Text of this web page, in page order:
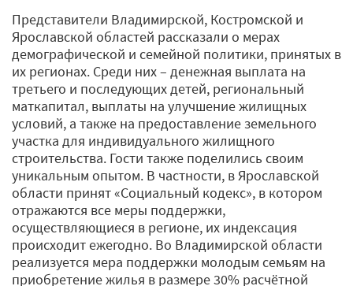
Представители Владимирской, Костромской и
Ярославской областей рассказали о мерах
демографической и семейной политики, принятых в
их регионах. Среди них – денежная выплата на
третьего и последующих детей, региональный
маткапитал, выплаты на улучшение жилищных
условий, а также на предоставление земельного
участка для индивидуального жилищного
строительства. Гости также поделились своим
уникальным опытом. В частности, в Ярославской
области принят «Социальный кодекс», в котором
отражаются все меры поддержки,
осуществляющиеся в регионе, их индексация
происходит ежегодно. Во Владимирской области
реализуется мера поддержки молодым семьям на
приобретение жилья в размере 30% расчётной